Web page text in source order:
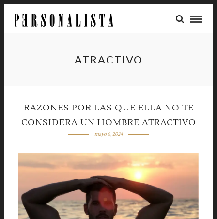
ATRACTIVO
RAZONES POR LAS QUE ELLA NO TE
CONSIDERA UN HOMBRE ATRACTIVO
mayo 6, 2024